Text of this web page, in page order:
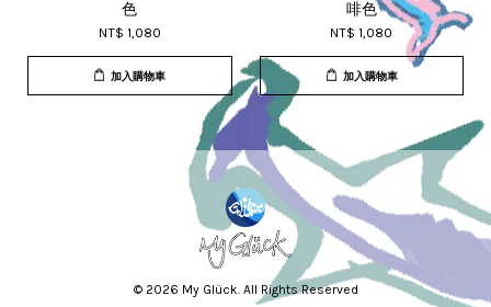
色
NT$ 1,080
加入購物車
啡色
NT$ 1,080
加入購物車
© 2026 My Glück. All Rights Reserved